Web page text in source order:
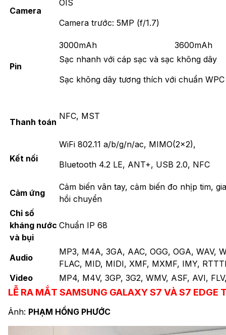
Camera
OIS
Camera trước: 5MP (f/1.7)
Pin
3000mAh
3600mAh
Sạc nhanh với cáp sạc và sạc không dây
Sạc không dây tương thích với chuẩn
Thanh toán
NFC, MST
Kết nối
WiFi 802.11 a/b/g/n/ac, MIMO(2×2),
Bluetooth 4.2 LE, ANT+, USB 2.0, NFC
Cảm ứng
Cảm biến vân tay, cảm biến đo nhịp tim,
hồi chuyển
Chỉ số
kháng nước
và bụi
Chuẩn IP 68
Audio
MP3, M4A, 3GA, AAC, OGG, OGA, WAV,
FLAC, MID, MIDI, XMF, MXMF, IMY,
Video
MP4, M4V, 3GP, 3G2, WMV, ASF, AVI,
LỄ RA MẮT SAMSUNG GALAXY S7 VÀ S7
Ảnh: PHẠM HỒNG PHƯỚC